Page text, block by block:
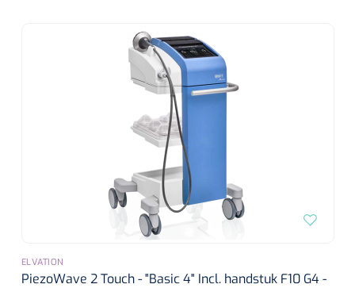
Steriele velden
Chronische wondzorgproducten
Zilververbanden
Schuimverbanden
Hydrogel
ELVATION
PiezoWave 2 Touch - "Basic 4" Incl. handstuk F10 G4 -